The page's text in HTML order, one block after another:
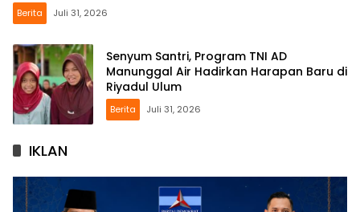
Berita Juli 31, 2026
Senyum Santri, Program TNI AD
Manunggal Air Hadirkan Harapan Baru di
Riyadul Ulum
Berita Juli 31, 2026
IKLAN